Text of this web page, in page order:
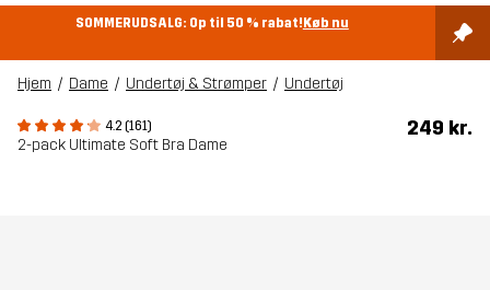
SOMMERUDSALG: Op til 50 % rabat!Køb nu
Hjem Dame Undertøj & Strømper Undertøj
4.2 (161)
2-pack Ultimate Soft Bra Dame
249 kr.